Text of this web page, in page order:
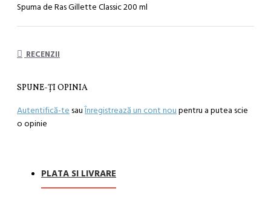
Spuma de Ras Gillette Classic 200 ml
RECENZII
SPUNE-ŢI OPINIA
Autentifică-te sauÎnregistrează un cont nou pentru a putea scie
o opinie
PLATA SI LIVRARE